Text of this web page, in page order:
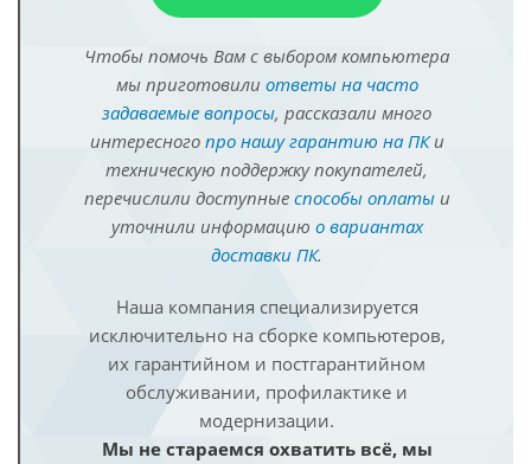
Чтобы помочь Вам с выбором компьютера
мы приготовили ответы на часто
задаваемые вопросы, рассказали много
интересного про нашу гарантию на ПКи
техническую поддержку покупателей,
перечислили доступные способы оплатыи
уточнили информацию о вариантах
доставки ПК.
Наша компания специализируется
исключительно на сборке компьютеров,
их гарантийном и постгарантийном
обслуживании, профилактике и
модернизации.
Мы не стараемся охватить всё, мы